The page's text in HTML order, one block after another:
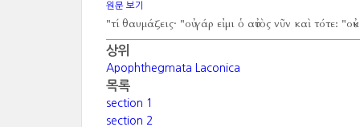
원문 보기
"τί θαυμάζεις· "οὐ γάρ εἰμι ὁ αὐτὸς νῦν καὶ τότε:
상위
Apophthegmata Laconica
목록
section 1
section 2